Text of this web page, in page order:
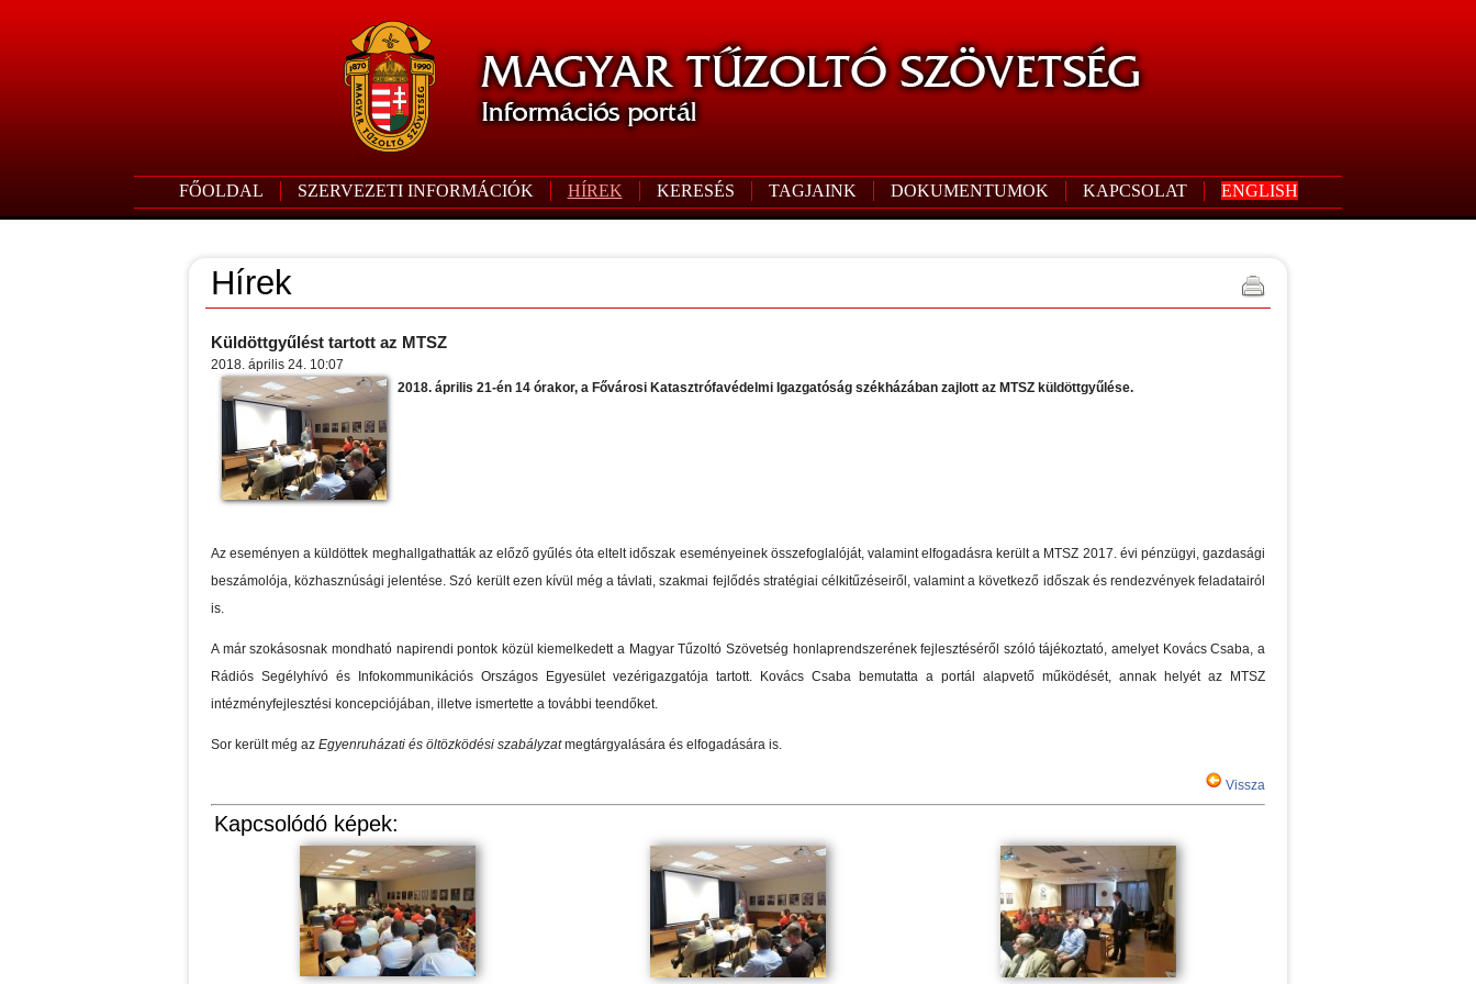
FŐOLDAL SZERVEZETI INFORMÁCIÓK HÍREK KERESÉS TAGJAINK DOKUMENTUMOK KAPCSOLAT ENGLISH
Hírek
Küldöttgyűlést tartott az MTSZ
2018. április 24. 10:07
2018. április 21-én 14 órakor, a Fővárosi Katasztrófavédelmi Igazgatóság székházában zajlott az MTSZ küldöttgyűlése.
Az eseményen a küldöttek meghallgathatták az előző gyűlés óta eltelt időszak eseményeinek összefoglalóját, valamint elfogadásra került a MTSZ 2017. évi pénzügyi, gazdasági
beszámolója, közhasznúsági jelentése. Szó került ezen kívül még a távlati, szakmai fejlődés stratégiai célkitűzéseiről, valamint a következő időszak és rendezvények feladatairól
is.
A már szokásosnak mondható napirendi pontok közül kiemelkedett a Magyar Tűzoltó Szövetség honlaprendszerének fejlesztéséről szóló tájékoztató, amelyet Kovács Csaba, a
Rádiós Segélyhívó és Infokommunikációs Országos Egyesület vezérigazgatója tartott. Kovács Csaba bemutatta a portál alapvető működését, annak helyét az MTSZ
intézményfejlesztési koncepciójában, illetve ismertette a további teendőket.
Sor került még az Egyenruházati és öltözködési szabályzatmegtárgyalására és elfogadására is.
Vissza
Kapcsolódó képek: